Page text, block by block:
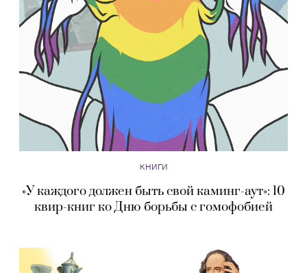
КНИГИ
«У каждого должен быть свой каминг-аут»: 10
квир-книг ко Дню борьбы с гомофобией